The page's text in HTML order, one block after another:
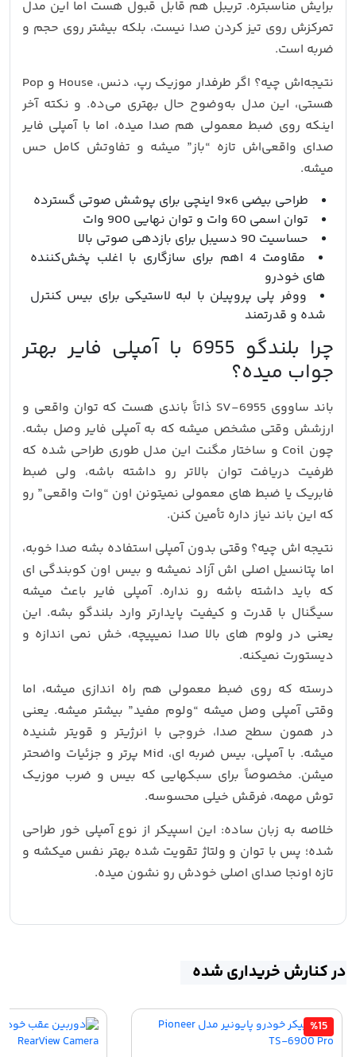
برایش مناسبتره. تریبل هم قابل قبول هست اما این مدل
تمرکزش روی تیز کردن صدا نیست، بلکه بیشتر روی حجم و
ضربه است.
نتیجه‌اش چیه؟ اگر طرفدار موزیک رپ، دنس، House و Pop
هستی، این مدل به‌وضوح حال بهتری می‌ده. و نکته آخر
اینکه روی ضبط معمولی هم صدا میده، اما با آمپلی فایر
صدای واقعی‌اش تازه “باز” میشه و تفاوتش کامل حس
میشه.
طراحی بیضی 6×9 اینچی برای پوشش صوتی گسترده
توان اسمی 60 وات و توان نهایی 900 وات
حساسیت 90 دسیبل برای بازدهی صوتی بالا
مقاومت 4 اهم برای سازگاری با اغلب پخش‌کننده‌
های خودرو
ووفر پلی‌ پروپیلن با لبه لاستیکی برای بیس کنترل‌
شده و قدرتمند
چرا بلندگو 6955 با آمپلی فایر بهتر
جواب میده؟
باند ساووی SV-6955 ذاتاً باندی هست که توان واقعی و
ارزشش وقتی مشخص میشه که به آمپلی فایر وصل بشه.
چون Coil و ساختار مگنت این مدل طوری طراحی شده که
ظرفیت دریافت توان بالاتر رو داشته باشه، ولی ضبط
فابریک یا ضبط‌ های معمولی نمیتونن اون “وات واقعی” رو
که این باند نیاز داره تأمین کنن.
نتیجه‌ اش چیه؟ وقتی بدون آمپلی استفاده بشه صدا خوبه،
اما پتانسیل اصلی‌ اش آزاد نمیشه و بیس اون کوبندگی‌ ای
که باید داشته باشه رو نداره. آمپلی فایر باعث میشه
سیگنال با قدرت و کیفیت پایدارتر وارد بلندگو بشه. این
یعنی در ولوم‌ های بالا صدا نمیپیچه، خش نمی‌ اندازه و
دیستورت نمیکنه.
درسته که روی ضبط معمولی هم راه‌ اندازی میشه، اما
وقتی آمپلی وصل میشه “ولوم مفید” بیشتر میشه. یعنی
در همون سطح صدا، خروجی با انرژیتر و قویتر شنیده
میشه. با آمپلی، بیس ضربه‌ ای، Mid پرتر و جزئیات واضحتر
میشن. مخصوصاً برای سبکهایی که بیس و ضرب موزیک
توش مهمه، فرقش خیلی محسوسه.
خلاصه به زبان ساده: این اسپیکر از نوع آمپلی‌ خور طراحی
شده؛ پس با توان و ولتاژ تقویت‌ شده بهتر نفس میکشه و
تازه اونجا صدای اصلی خودش رو نشون میده.
در کنارش خریداری شده
%15